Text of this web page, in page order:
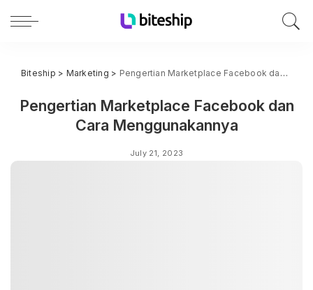
Biteship > Marketing > Pengertian Marketplace Facebook dan Cara Menggunakannya
Pengertian Marketplace Facebook dan
Cara Menggunakannya
July 21, 2023